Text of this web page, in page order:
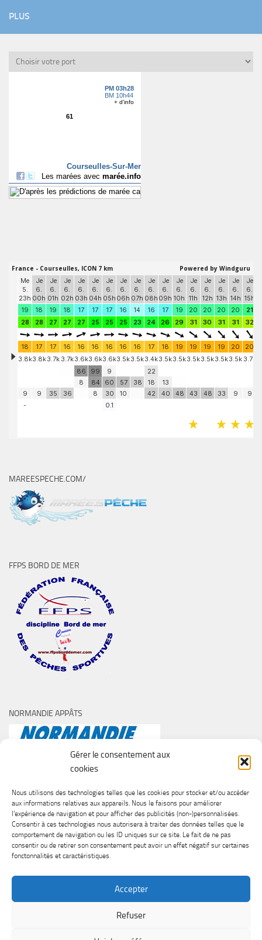
Gérer le consentement aux
cookies
Nous utilisons des technologies telles que les cookies pour stocker et/ou accéder
aux informations relatives aux appareils. Nous le faisons pour améliorer
l’expérience de navigation et pour afficher des publicités (non-)personnalisées.
Consentir à ces technologies nous autorisera à traiter des données telles que le
comportement de navigation ou les ID uniques sur ce site. Le fait de ne pas
consentir ou de retirer son consentement peut avoir un effet négatif sur certaines
fonctonnalités et caractéristiques.
Accepter
Refuser
PLUS
MAREESPECHE.COM/
FFPS BORD DE MER
NORMANDIE APPÂTS